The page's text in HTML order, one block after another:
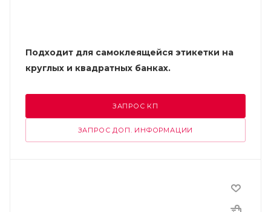
Подходит для самоклеящейся этикетки на
круглых и квадратных банках.
ЗАПРОС КП
ЗАПРОС ДОП. ИНФОРМАЦИИ